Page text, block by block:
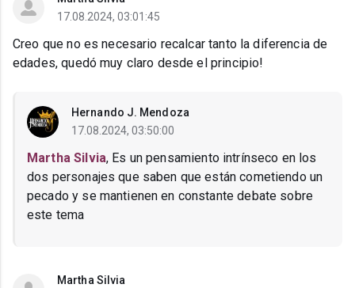
17.08.2024, 03:01:45
Creo que no es necesario recalcar tanto la diferencia de
edades, quedó muy claro desde el principio!
Hernando J. Mendoza
17.08.2024, 03:50:00
Martha Silvia, Es un pensamiento intrínseco en los
dos personajes que saben que están cometiendo un
pecado y se mantienen en constante debate sobre
este tema
Martha Silvia